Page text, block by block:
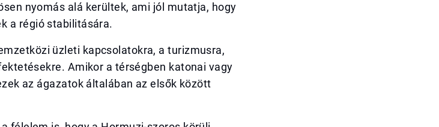
nyomás alá kerültek, ami jól mutatja, hogy
a régió stabilitására.
üzleti kapcsolatokra, a turizmusra,
Amikor a térségben katonai vagy
az ágazatok általában az elsők között